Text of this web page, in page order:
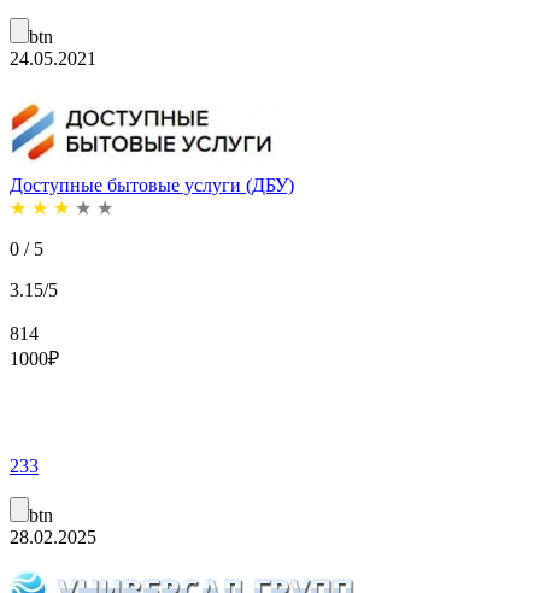
btn
24.05.2021
Доступные бытовые услуги (ДБУ)
★ ★ ★ ★ ★
0 / 5
3.15/5
814
1000₽
233
btn
28.02.2025